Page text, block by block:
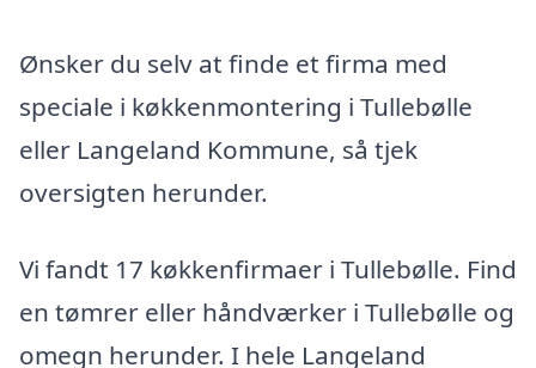
Ønsker du selv at finde et firma med
speciale i køkkenmontering i Tullebølle
eller Langeland Kommune, så tjek
oversigten herunder.
Vi fandt 17 køkkenfirmaer i Tullebølle. Find
en tømrer eller håndværker i Tullebølle og
omegn herunder. I hele Langeland